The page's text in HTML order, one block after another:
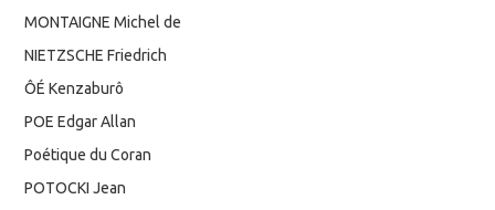
MONTAIGNE Michel de
NIETZSCHE Friedrich
ÔÉ Kenzaburô
POE Edgar Allan
Poétique du Coran
POTOCKI Jean